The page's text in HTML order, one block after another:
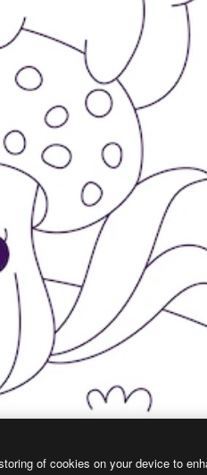
of cookies on your device to